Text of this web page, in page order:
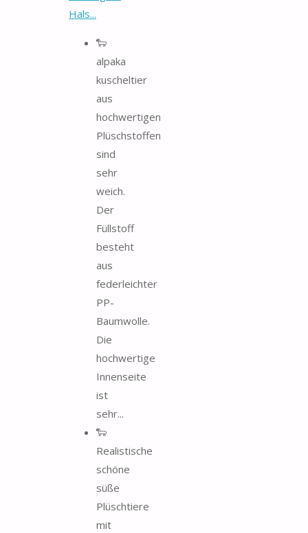
Hals...
🐑
alpaka
kuscheltier
aus
hochwertigen
Plüschstoffen
sind
sehr
weich.
Der
Füllstoff
besteht
aus
federleichter
PP-
Baumwolle.
Die
hochwertige
Innenseite
ist
sehr...
🐑
Realistische
schöne
süße
Plüschtiere
mit